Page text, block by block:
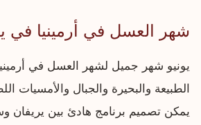
شهر العسل في أرمينيا في
يونيو شهر جميل لشهر العسل في
الطبيعة والبحيرة والجبال والأمسيات
يمكن تصميم برنامج هادئ بين يريفان